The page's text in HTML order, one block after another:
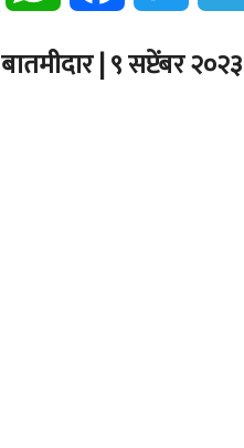
बातमीदार | ९ सप्टेंबर २०२३